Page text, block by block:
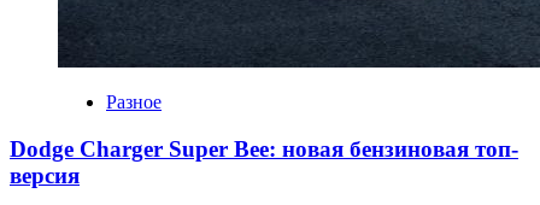
Разное
Dodge Charger Super Bee: новая бензиновая топ-
версия